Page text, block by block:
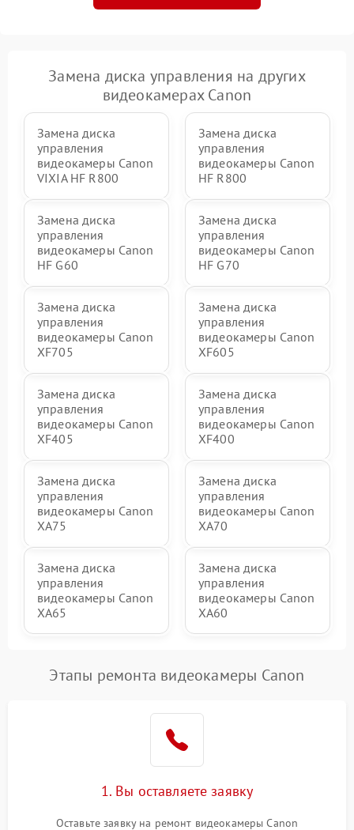
Замена диска управления на других
видеокамерах Canon
Замена диска
управления
видеокамеры Canon
VIXIA HF R800
Замена диска
управления
видеокамеры Canon
HF R800
Замена диска
управления
видеокамеры Canon
HF G60
Замена диска
управления
видеокамеры Canon
HF G70
Замена диска
управления
видеокамеры Canon
XF705
Замена диска
управления
видеокамеры Canon
XF605
Замена диска
управления
видеокамеры Canon
XF405
Замена диска
управления
видеокамеры Canon
XF400
Замена диска
управления
видеокамеры Canon
XA75
Замена диска
управления
видеокамеры Canon
XA70
Замена диска
управления
видеокамеры Canon
XA65
Замена диска
управления
видеокамеры Canon
XA60
Этапы ремонта видеокамеры Canon
1. Вы оставляете заявку
Оставьте заявку на ремонт видеокамеры Canon